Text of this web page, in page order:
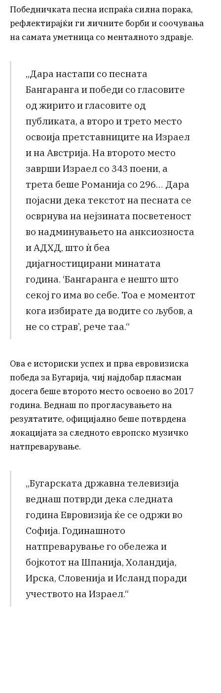
Победничката песна испраќа силна порака,
рефлектирајќи ги личните борби и соочувања
на самата уметница со менталното здравје.
„Дара настапи со песната
Бангаранга и победи со гласовите
од жирито и гласовите од
публиката, а второ и трето место
освоија претставниците на Израел
и на Австрија. На второто место
заврши Израел со 343 поени, а
трета беше Романија со 296… Дара
појасни дека текстот на песната се
осврнува на нејзината посветеност
во надминувањето на анксиозноста
и АДХД, што ѝ беа
дијагностицирани минатата
година. ‘Бангаранга е нешто што
секој го има во себе. Тоа е моментот
кога избирате да водите со љубов, а
не со страв’, рече таа.“
Ова е историски успех и прва евровизиска
победа за Бугарија, чиј најдобар пласман
досега беше второто место освоено во 2017
година. Веднаш по прогласувањето на
резултатите, официјално беше потврдена
локацијата за следното европско музичко
натпреварување.
„Бугарската државна телевизија
веднаш потврди дека следната
година Евровизија ќе се одржи во
Софија. Годинашното
натпреварување го обележа и
бојкотот на Шпанија, Холандија,
Ирска, Словенија и Исланд поради
учеството на Израел.“